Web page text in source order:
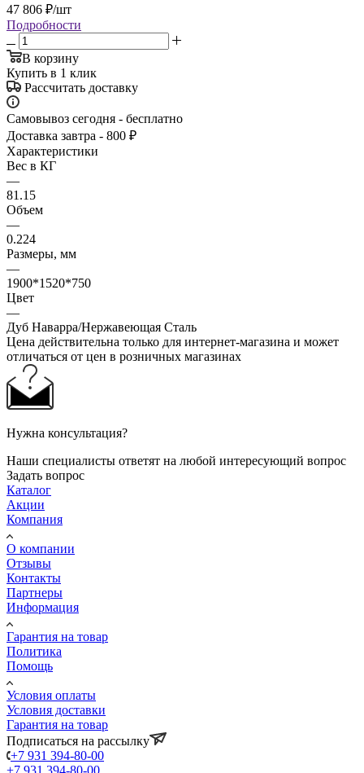
47 806 ₽/шт
Подробности
В корзину
Купить в 1 клик
Рассчитать доставку
Самовывоз сегодня - бесплатно
Доставка завтра - 800 ₽
Характеристики
Вес в КГ
—
81.15
Объем
—
0.224
Размеры, мм
—
1900*1520*750
Цвет
—
Дуб Наварра/Нержавеющая Сталь
Цена действительна только для интернет-магазина и может
отличаться от цен в розничных магазинах
Нужна консультация?
Наши специалисты ответят на любой интересующий вопрос
Задать вопрос
Каталог
Акции
Компания
О компании
Отзывы
Контакты
Партнеры
Информация
Гарантия на товар
Политика
Помощь
Условия оплаты
Условия доставки
Гарантия на товар
Подписаться на рассылку
+7 931 394-80-00
+7 931 394-80-00